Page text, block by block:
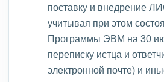
поставку и внедрение
учитывая при этом
Программы ЭВМ на 30
переписку истца и
электронной почте) и